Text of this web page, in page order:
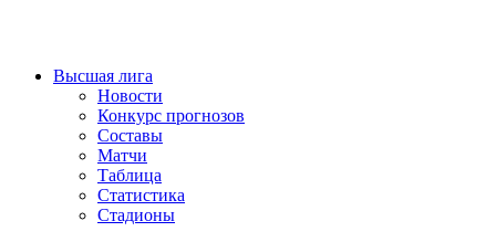
Высшая лига
Новости
Конкурс прогнозов
Составы
Матчи
Таблица
Статистика
Стадионы